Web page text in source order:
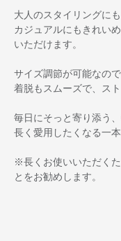
大人のスタイリングに
カジュアルにもきれい
いただけます。
サイズ調節が可能なの
着脱もスムーズで、ス
毎日にそっと寄り添う
長く愛用したくなる一本
※長くお使いいただく
とをお勧めします。